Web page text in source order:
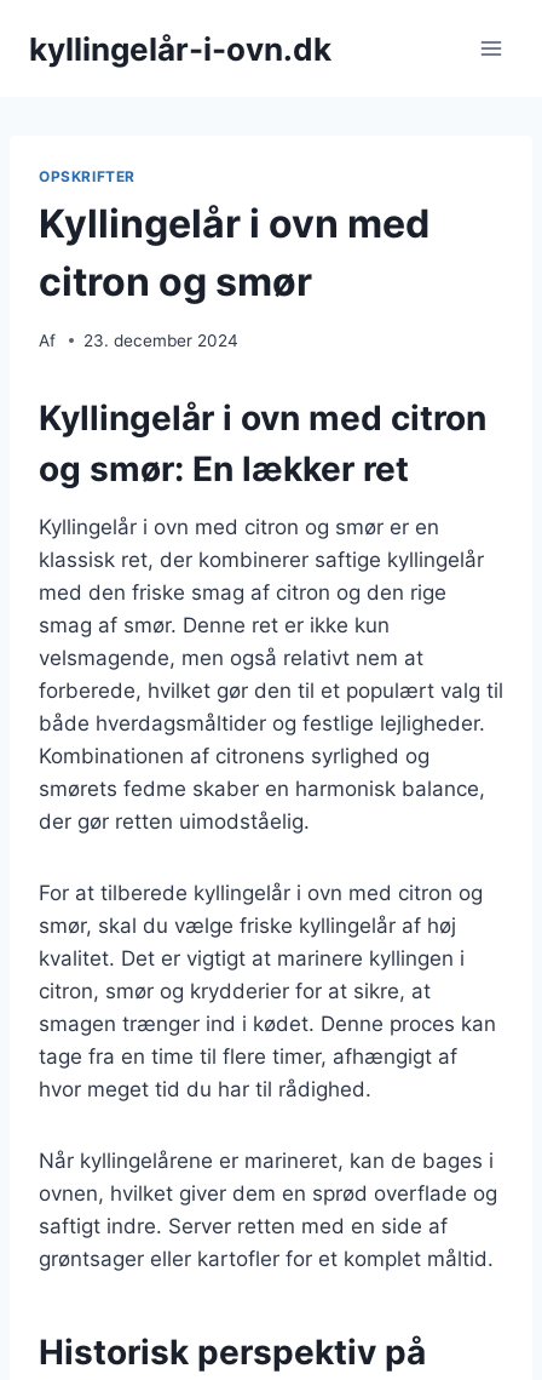
kyllingelår-i-ovn.dk
OPSKRIFTER
Kyllingelår i ovn med
citron og smør
Af 23. december 2024
Kyllingelår i ovn med citron
og smør: En lækker ret
Kyllingelår i ovn med citron og smør er en
klassisk ret, der kombinerer saftige kyllingelår
med den friske smag af citron og den rige
smag af smør. Denne ret er ikke kun
velsmagende, men også relativt nem at
forberede, hvilket gør den til et populært valg til
både hverdagsmåltider og festlige lejligheder.
Kombinationen af citronens syrlighed og
smørets fedme skaber en harmonisk balance,
der gør retten uimodståelig.
For at tilberede kyllingelår i ovn med citron og
smør, skal du vælge friske kyllingelår af høj
kvalitet. Det er vigtigt at marinere kyllingen i
citron, smør og krydderier for at sikre, at
smagen trænger ind i kødet. Denne proces kan
tage fra en time til flere timer, afhængigt af
hvor meget tid du har til rådighed.
Når kyllingelårene er marineret, kan de bages i
ovnen, hvilket giver dem en sprød overflade og
saftigt indre. Server retten med en side af
grøntsager eller kartofler for et komplet måltid.
Historisk perspektiv på